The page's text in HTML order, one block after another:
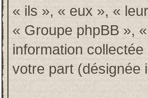
« ils », « eux », «
« Groupe phpBB »,
information collectée
votre part (désignée